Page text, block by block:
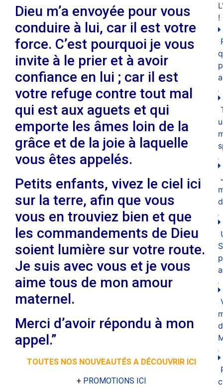
Dieu m’a envoyée pour vous
conduire à lui, car il est votre
force. C’est pourquoi je vous
invite à le prier et à avoir
confiance en lui ; car il est
votre refuge contre tout mal
qui est aux aguets et qui
emporte les âmes loin de la
grâce et de la joie à laquelle
vous êtes appelés.
Petits enfants, vivez le ciel ici
sur la terre, afin que vous
vous en trouviez bien et que
les commandements de Dieu
soient lumière sur votre route.
Je suis avec vous et je vous
aime tous de mon amour
maternel.
Merci d’avoir répondu à mon
appel.”
TOUTES NOS NOUVEAUTÉS A DÉCOUVRIR ICI
+ PROMOTIONS ICI
!